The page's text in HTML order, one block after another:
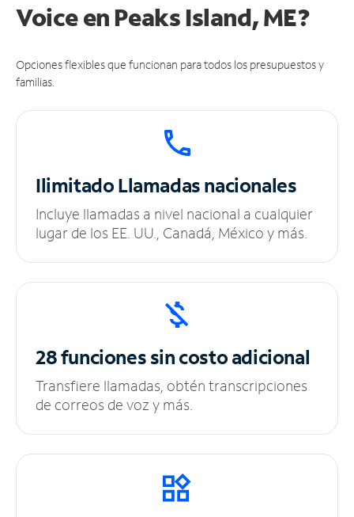
Voice en Peaks Island, ME?
Opciones flexibles que funcionan para todos los presupuestos y
familias.
IlimitadoLlamadas nacionales
Incluye llamadas a nivel nacional a cualquier
lugar de los EE. UU., Canadá, México y más.
28 funciones sincosto adicional
Transfiere llamadas, obtén transcripciones
de correos de voz y más.